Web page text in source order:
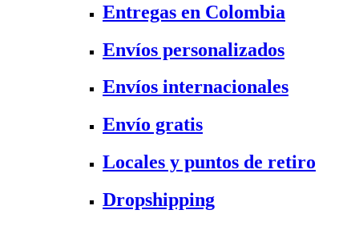
Entregas en Colombia
Envíos personalizados
Envíos internacionales
Envío gratis
Locales y puntos de retiro
Dropshipping